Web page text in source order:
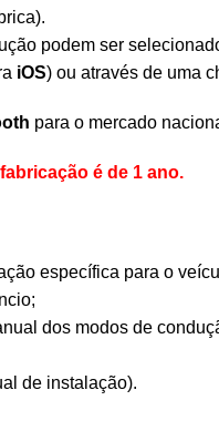
podem ser
iOS) ou através de uma
para o mercado
é de 1 ano.
específica para o
dos modos de
de instalação).